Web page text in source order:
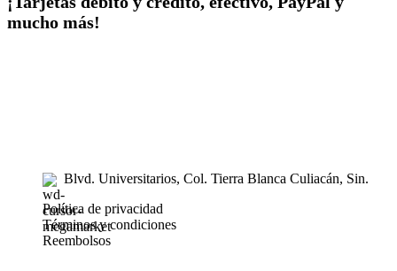
mucho más!
Blvd. Universitarios, Col. Tierra Blanca Culiacán, Sin.
Política de privacidad
Términos y condiciones
Reembolsos